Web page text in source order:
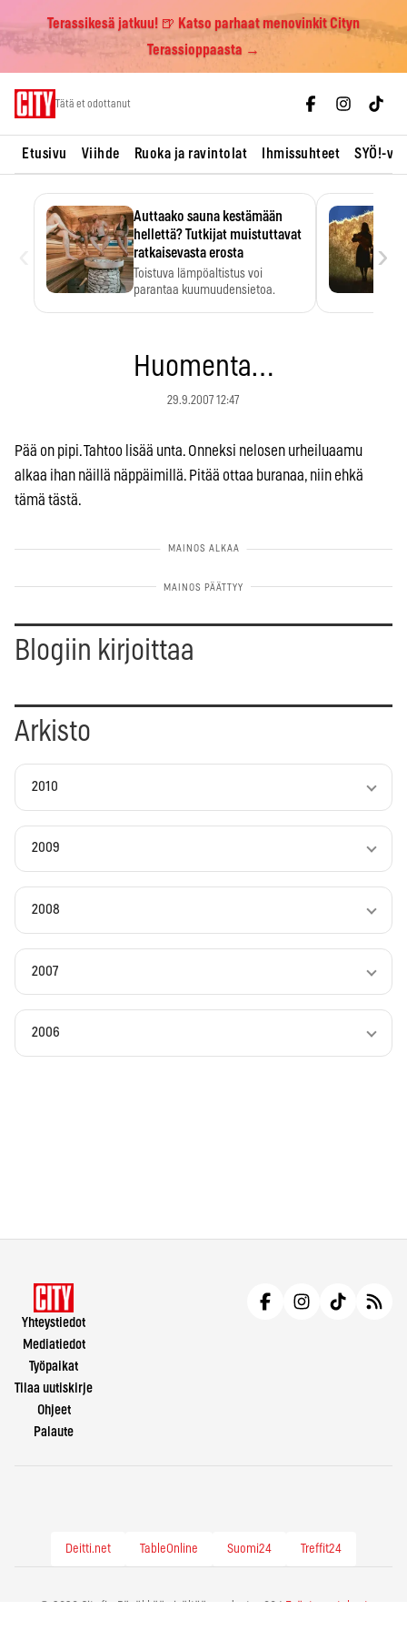
Terassikesä jatkuu! 🍺 Katso parhaat menovinkit Cityn
Terassioppaasta →
Tätä et odottanut
Etusivu Viihde Ruoka ja ravintolat Ihmissuhteet SYÖ!-
Auttaako sauna kestämään
hellettä? Tutkijat muistuttavat
ratkaisevasta erosta
Toistuva lämpöaltistus voi
parantaa kuumuudensietoa.
›
Huomenta…
29.9.2007 12:47
Pää on pipi. Tahtoo lisää unta. Onneksi nelosen urheiluaamu
alkaa ihan näillä näppäimillä. Pitää ottaa buranaa, niin ehkä
tämä tästä.
Blogiin kirjoittaa
Arkisto
2010
2009
2008
2007
2006
Yhteystiedot
Mediatiedot
Työpaikat
Tilaa uutiskirje
Ohjeet
Palaute
Deitti.net TableOnline Suomi24 Treffit24